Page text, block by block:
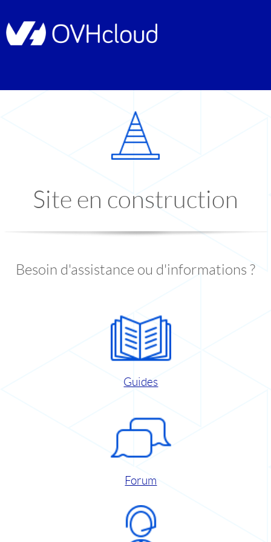
Site en construction
Besoin d'assistance ou d'informations ?
Guides
Forum